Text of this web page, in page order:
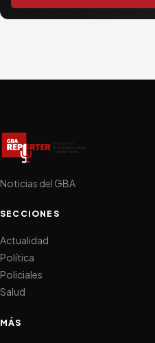
Noticias del GBA
SECCIONES
Actualidad
Política
Policiales
Salud
MÁS